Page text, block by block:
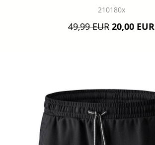
210180x
49,99 EUR 20,00 EUR